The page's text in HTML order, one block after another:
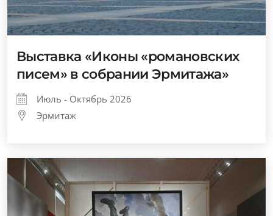
Выставка «Иконы «романовских
писем» в собрании Эрмитажа»
Июль - Октябрь 2026
Эрмитаж